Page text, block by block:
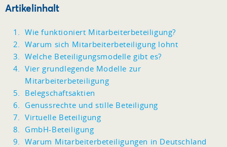
Artikelinhalt
Wie funktioniert Mitarbeiterbeteiligung?
Warum sich Mitarbeiterbeteiligung lohnt
Welche Beteiligungsmodelle gibt es?
Vier grundlegende Modelle zur
Mitarbeiterbeteiligung
Belegschaftsaktien
Genussrechte und stille Beteiligung
Virtuelle Beteiligung
GmbH-Beteiligung
Warum Mitarbeiterbeteiligungen in Deutschland